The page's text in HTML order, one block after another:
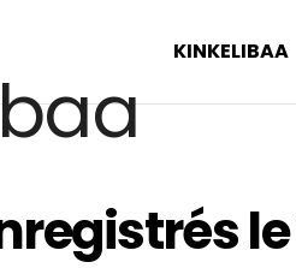
KINKELIBAA